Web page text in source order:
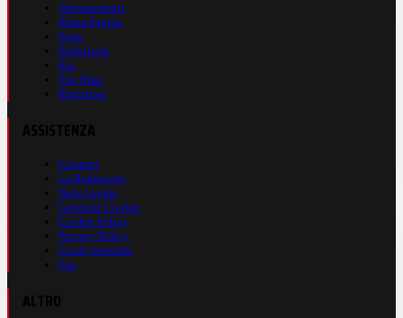
Abbonamenti
Prima Pagina
Store
Pubblicità
Rss
Site Map
Registrati
Contatti
La Redazione
Nota Legale
Gestione Cookie
Cookie Policy
Privacy Policy
Cond. Generali
Faq